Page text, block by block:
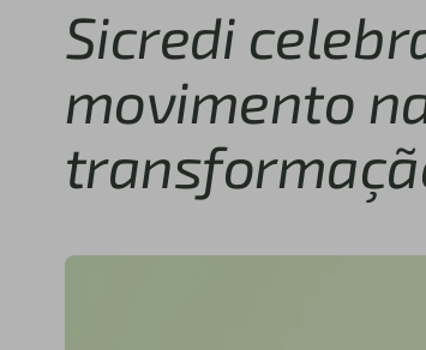
Sicredi
movimento